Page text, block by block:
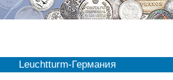
Leuchtturm-Германия